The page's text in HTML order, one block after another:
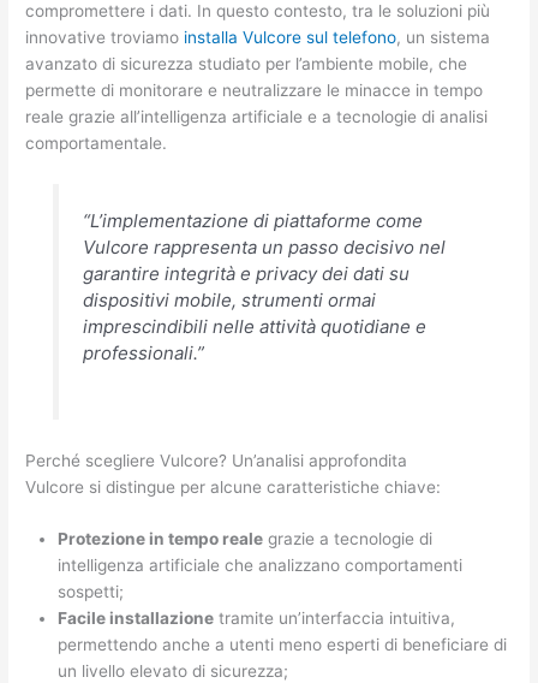
compromettere i dati. In questo contesto, tra le soluzioni più
innovative troviamo installa Vulcore sul telefono, un sistema
avanzato di sicurezza studiato per l’ambiente mobile, che
permette di monitorare e neutralizzare le minacce in tempo
reale grazie all’intelligenza artificiale e a tecnologie di analisi
comportamentale.
“L’implementazione di piattaforme come
Vulcore rappresenta un passo decisivo nel
garantire integrità e privacy dei dati su
dispositivi mobile, strumenti ormai
imprescindibili nelle attività quotidiane e
professionali.”
Perché scegliere Vulcore? Un’analisi approfondita
Vulcore si distingue per alcune caratteristiche chiave:
Protezione in tempo reale grazie a tecnologie di
intelligenza artificiale che analizzano comportamenti
sospetti;
Facile installazione tramite un’interfaccia intuitiva,
permettendo anche a utenti meno esperti di beneficiare di
un livello elevato di sicurezza;